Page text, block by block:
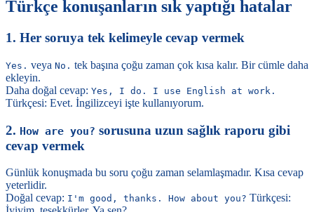
Türkçe konuşanların sık yaptığı hatalar
1. Her soruya tek kelimeyle cevap vermek
Yes. veya No. tek başına çoğu zaman çok kısa kalır. Bir cümle daha
ekleyin.
Daha doğal cevap: Yes, I do. I use English at work.
Türkçesi: Evet. İngilizceyi işte kullanıyorum.
2. How are you? sorusuna uzun sağlık raporu gibi
cevap vermek
Günlük konuşmada bu soru çoğu zaman selamlaşmadır. Kısa cevap
yeterlidir.
Doğal cevap: I'm good, thanks. How about you? Türkçesi: